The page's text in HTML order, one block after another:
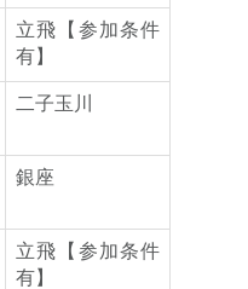
立飛【参加条件
有】
二子玉川
銀座
立飛【参加条件
有】